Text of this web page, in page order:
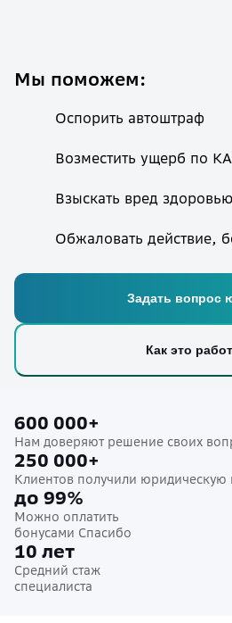
Мы поможем:
Оспорить автоштраф
Возместить ущерб по
Взыскать вред
Обжаловать действие,
Задать вопрос
Как это
600 000+
Нам доверяют решение своих
250 000+
Клиентов получили
до 99%
Можно оплатить
бонусами Спасибо
10 лет
Средний стаж
специалиста